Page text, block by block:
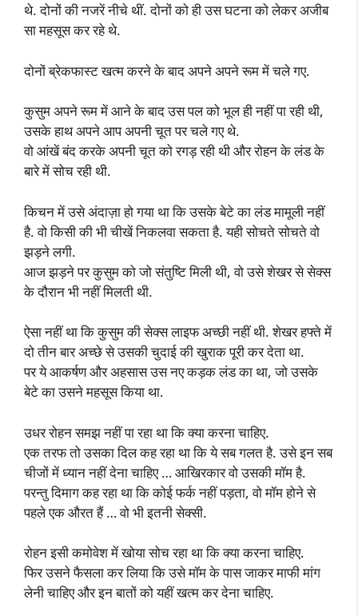
थे. दोनों की नजरें नीचे थीं. दोनों को ही उस घटना को लेकर अजीब
सा महसूस कर रहे थे.
दोनों ब्रेकफास्ट खत्म करने के बाद अपने अपने रूम में चले गए.
कुसुम अपने रूम में आने के बाद उस पल को भूल ही नहीं पा रही थी,
उसके हाथ अपने आप अपनी चूत पर चले गए थे.
वो आंखें बंद करके अपनी चूत को रगड़ रही थी और रोहन के लंड के
बारे में सोच रही थी.
किचन में उसे अंदाज़ा हो गया था कि उसके बेटे का लंड मामूली नहीं
है. वो किसी की भी चीखें निकलवा सकता है. यही सोचते सोचते वो
झड़ने लगी.
आज झड़ने पर कुसुम को जो संतुष्टि मिली थी, वो उसे शेखर से सेक्स
के दौरान भी नहीं मिलती थी.
ऐसा नहीं था कि कुसुम की सेक्स लाइफ अच्छी नहीं थी. शेखर हफ्ते में
दो तीन बार अच्छे से उसकी चुदाई की खुराक पूरी कर देता था.
पर ये आकर्षण और अहसास उस नए कड़क लंड का था, जो उसके
बेटे का उसने महसूस किया था.
उधर रोहन समझ नहीं पा रहा था कि क्या करना चाहिए.
एक तरफ तो उसका दिल कह रहा था कि ये सब गलत है. उसे इन सब
चीजों में ध्यान नहीं देना चाहिए … आखिरकार वो उसकी मॉम है.
परन्तु दिमाग कह रहा था कि कोई फर्क नहीं पड़ता, वो मॉम होने से
पहले एक औरत हैं … वो भी इतनी सेक्सी.
रोहन इसी कमोवेश में खोया सोच रहा था कि क्या करना चाहिए.
फिर उसने फैसला कर लिया कि उसे मॉम के पास जाकर माफी मांग
लेनी चाहिए और इन बातों को यहीं खत्म कर देना चाहिए.